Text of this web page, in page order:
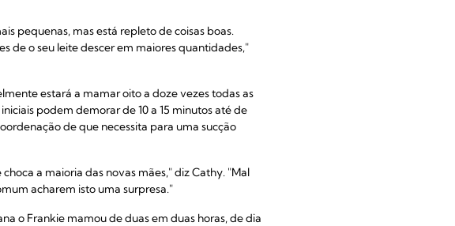
pequenas, mas está repleto de coisas boas.
de o seu leite descer em maiores quantidades,"
estará a mamar oito a doze vezes todas as
podem demorar de 10 a 15 minutos até de
de que necessita para uma sucção
a maioria das novas mães," diz Cathy. "Mal
acharem isto uma surpresa."
o Frankie mamou de duas em duas horas, de dia